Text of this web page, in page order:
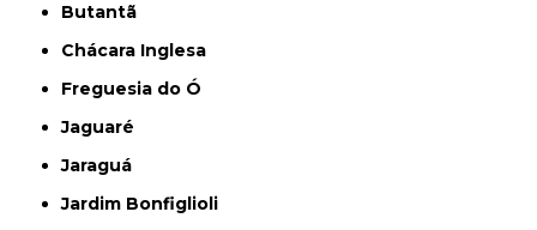
Butantã
Chácara Inglesa
Freguesia do Ó
Jaguaré
Jaraguá
Jardim Bonfiglioli